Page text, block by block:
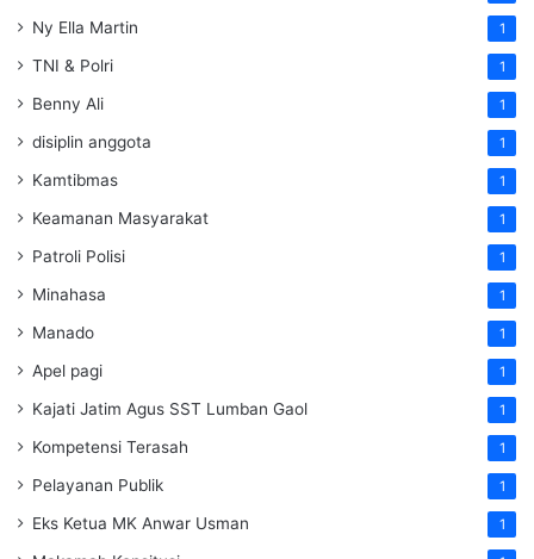
Ny Ella Martin 1
TNI & Polri 1
Benny Ali 1
disiplin anggota 1
Kamtibmas 1
Keamanan Masyarakat 1
Patroli Polisi 1
Minahasa 1
Manado 1
Apel pagi 1
Kajati Jatim Agus SST Lumban Gaol 1
Kompetensi Terasah 1
Pelayanan Publik 1
Eks Ketua MK Anwar Usman 1